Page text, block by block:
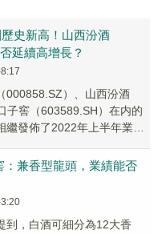
史新高！山西汾酒
延續高增長？
000858.SZ）、山西汾酒
子窖（603589.SH）在内的
繼發佈了2022年上半年業績
：兼香型龍頭，業績能否
到，白酒可細分為12大香